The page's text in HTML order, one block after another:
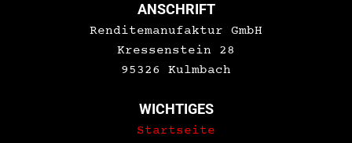
ANSCHRIFT
Renditemanufaktur GmbH
Kressenstein 28
95326 Kulmbach
WICHTIGES
Startseite